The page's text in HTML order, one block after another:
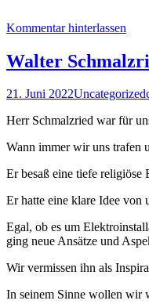
Kommentar hinterlassen
Walter
21. Juni 2022Uncategorized
Herr Schmalzried war für
Wann immer wir uns trafen
Er besaß eine tiefe
Er hatte eine klare Idee von
Egal, ob es um
ging neue Ansätze und
Wir vermissen ihn als
In seinem Sinne wollen wir